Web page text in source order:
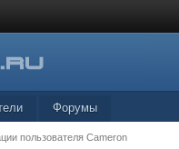
Форумы
пользователя Cameron